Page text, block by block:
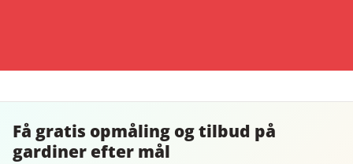
Få gratis opmåling og tilbud på
gardiner efter mål